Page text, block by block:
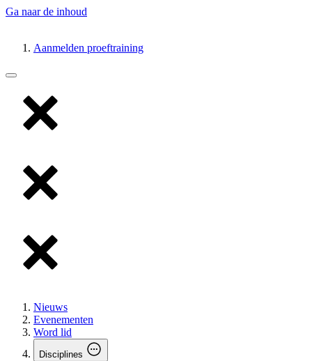
Ga naar de inhoud
Aanmelden proeftraining
Nieuws
Evenementen
Word lid
Disciplines